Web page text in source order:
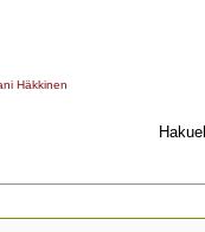
Häkkinen